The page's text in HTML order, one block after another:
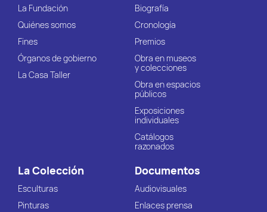
La Fundación
Quiénes somos
Fines
Órganos de gobierno
La Casa Taller
Biografía
Cronología
Premios
Obra en museos
y colecciones
Obra en espacios
públicos
Exposiciones
individuales
Catálogos
razonados
La Colección
Esculturas
Pinturas
Documentos
Audiovisuales
Enlaces prensa